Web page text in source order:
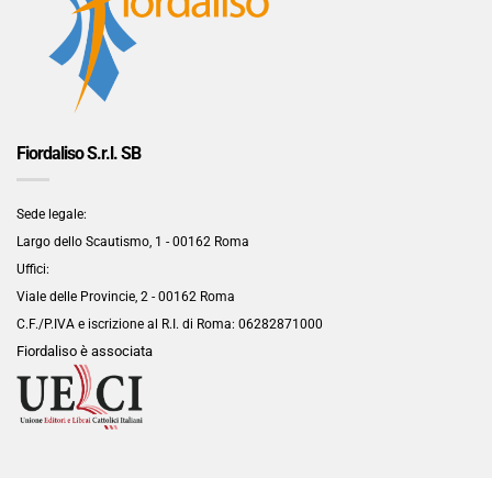
Fiordaliso S.r.l. SB
Sede legale:
Largo dello Scautismo, 1 - 00162 Roma
Uffici:
Viale delle Provincie, 2 - 00162 Roma
C.F./P.IVA e iscrizione al R.I. di Roma: 06282871000
Fiordaliso è associata